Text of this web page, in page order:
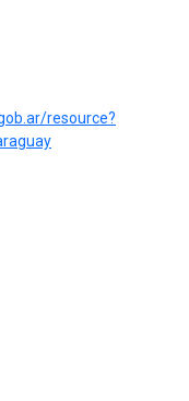
resource?